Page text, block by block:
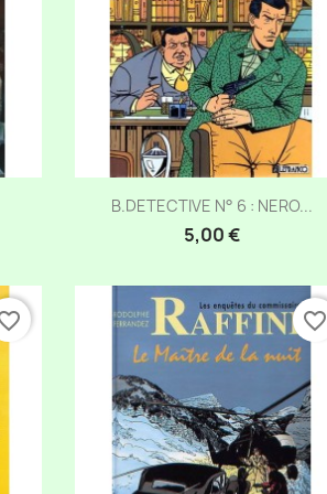
Aperçu rapide
B.DETECTIVE N° 6 : NERO...
5,00 €
favorite_border